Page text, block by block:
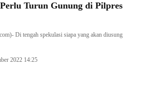
Turun Gunung di Pilpres
Di tengah spekulasi siapa yang akan diusung
2022 14:25